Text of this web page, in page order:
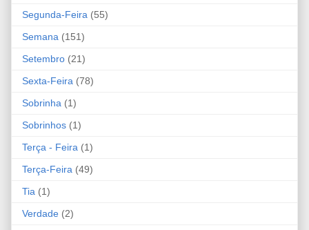
Segunda-Feira (55)
Semana (151)
Setembro (21)
Sexta-Feira (78)
Sobrinha (1)
Sobrinhos (1)
Terça - Feira (1)
Terça-Feira (49)
Tia (1)
Verdade (2)